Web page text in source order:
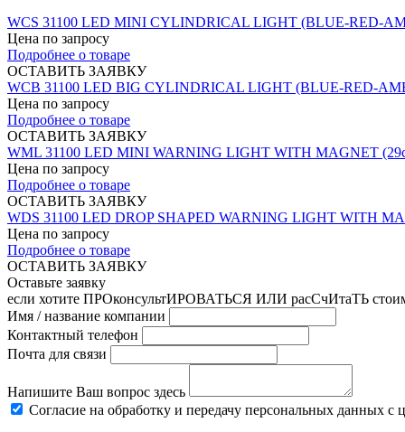
WCS 31100 LED MINI CYLINDRICAL LIGHT (BLUE-RED-
Цена по запросу
Подробнее о товаре
ОСТАВИТЬ ЗАЯВКУ
WCB 31100 LED BIG CYLINDRICAL LIGHT (BLUE-RED-
Цена по запросу
Подробнее о товаре
ОСТАВИТЬ ЗАЯВКУ
WML 31100 LED MINI WARNING LIGHT WITH MAGNET
Цена по запросу
Подробнее о товаре
ОСТАВИТЬ ЗАЯВКУ
WDS 31100 LED DROP SHAPED WARNING LIGHT WITH
Цена по запросу
Подробнее о товаре
ОСТАВИТЬ ЗАЯВКУ
Оставьте заявку
если хотите ПРОконсультИРОВАТЬСЯ ИЛИ расСчИтаТЬ
Имя / название компании
Контактный телефон
Почта для связи
Напишите Ваш вопрос здесь
Согласие на обработку и передачу персональных данных с